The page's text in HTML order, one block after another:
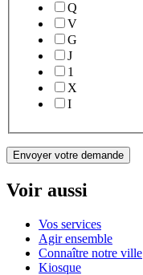
Q
V
G
J
1
X
I
Envoyer votre demande
Voir aussi
Vos services
Agir ensemble
Connaître notre ville
Kiosque